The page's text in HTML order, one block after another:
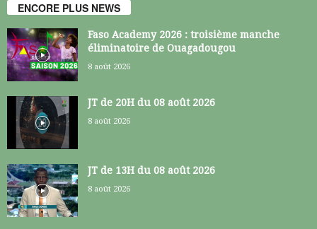
ENCORE PLUS NEWS
Faso Academy 2026 : troisième manche
éliminatoire de Ouagadougou
8 août 2026
JT de 20H du 08 août 2026
8 août 2026
JT de 13H du 08 août 2026
8 août 2026